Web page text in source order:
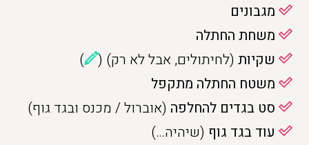
מגבונים
משחת החתלה
שקיות (לחיתולים, אבל לא רק) (
)
משטח החתלה מתקפל
סט בגדים להחלפה (אוברול / מכנס ובגד גוף)
עוד בגד גוף (שיהיה…)